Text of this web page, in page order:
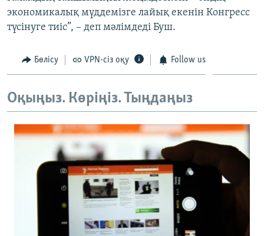
экономикалық мүддемізге лайық екенін Конгресс
түсінуге тиіс”, – деп мәлімдеді Буш.
Бөлісу VPN-сіз оқу Follow us
Оқыңыз. Көріңіз. Тыңдаңыз